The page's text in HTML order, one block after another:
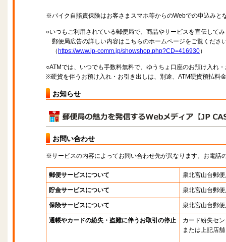
※バイク自賠責保険はお客さまスマホ等からのWebでの申込みと
○いつもご利用されている郵便局で、商品やサービスを宣伝して
郵便局広告の詳しい内容はこちらのホームページをご覧くださ
（ https://www.jp-comm.jp/showshop.php?CD=416930）
○ATMでは、いつでも手数料無料で、ゆうちょ口座のお預け入れ
※硬貨を伴うお預け入れ・お引き出しは、別途、ATM硬貨預払料
お知らせ
お問い合わせ
※サービスの内容によってお問い合わせ先が異なります。お電話
郵便サービスについて 泉北宮山台郵
貯金サービスについて 泉北宮山台郵
保険サービスについて 泉北宮山台郵
通帳やカードの紛失・盗難に伴うお取引の停止
カード紛失セ
または上記店舗